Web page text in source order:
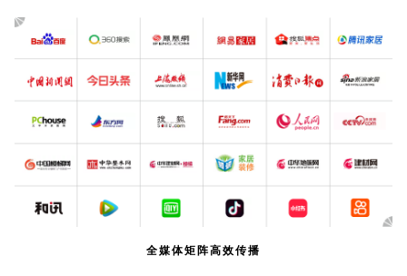
全媒体矩阵高效传播